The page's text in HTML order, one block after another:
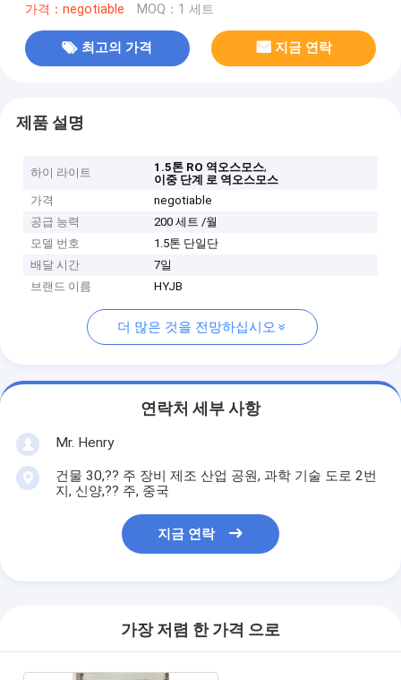
가격：negotiable MOQ：1 세트
최고의 가격 지금 연락
제품 설명
하이 라이트 1.5톤 RO 역오스모스,
이중 단계 로 역오스모스
가격
negotiable
공급 능력
200 세트 /월
모델 번호
1.5톤 단일단
배달 시간
7일
브랜드 이름
HYJB
더 많은 것을 전망하십시오
연락처 세부 사항
Mr. Henry
건물 30,?? 주 장비 제조 산업 공원, 과학 기술 도로 2번
지, 신양,?? 주, 중국
지금 연락
가장 저렴 한 가격 으로